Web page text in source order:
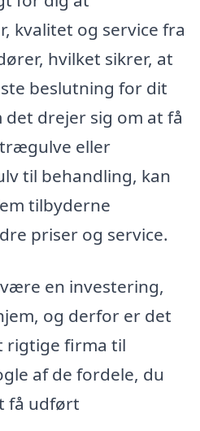
kvalitet og service fra
hvilket sikrer, at
beslutning for dit
drejer sig om at få
eller
til behandling, kan
tilbyderne
priser og service.
en investering,
og derfor er det
rigtige firma til
af de fordele, du
få udført